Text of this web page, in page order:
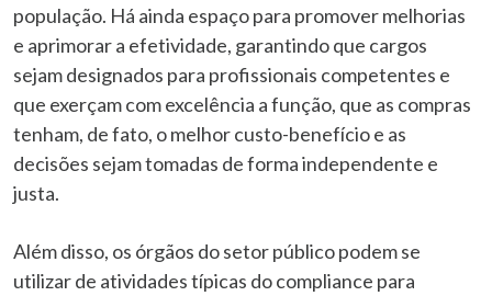
população. Há ainda espaço para promover melhorias
e aprimorar a efetividade, garantindo que cargos
sejam designados para profissionais competentes e
que exerçam com excelência a função, que as compras
tenham, de fato, o melhor custo-benefício e as
decisões sejam tomadas de forma independente e
justa.
Além disso, os órgãos do setor público podem se
utilizar de atividades típicas do compliance para